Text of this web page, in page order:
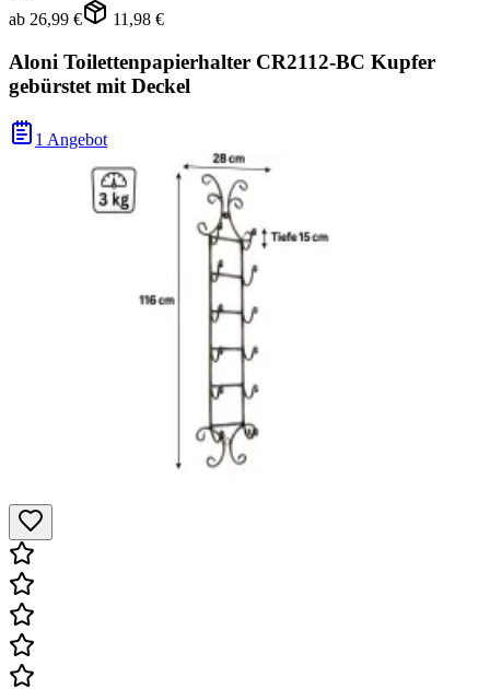
ab 26,99 € 11,98 €
Aloni Toilettenpapierhalter CR2112-BC Kupfer
gebürstet mit Deckel
1 Angebot